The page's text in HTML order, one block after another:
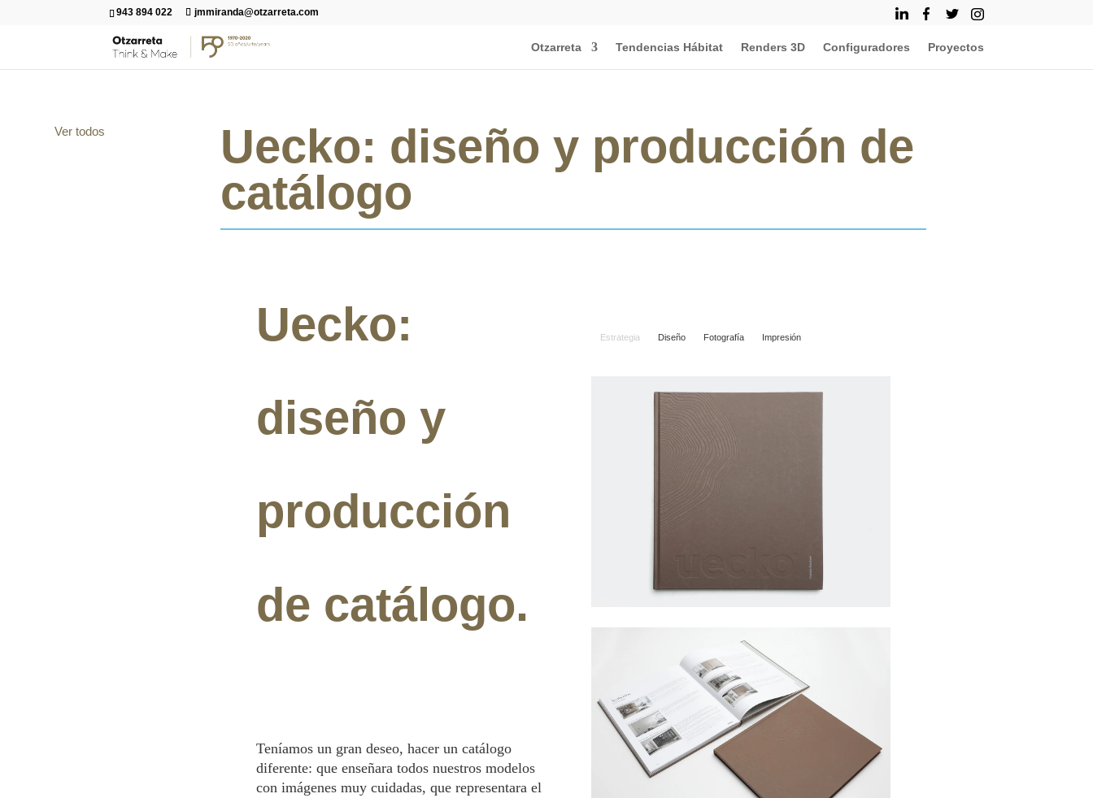
943 894 022 jmmiranda@otzarreta.com
Otzarreta Tendencias Hábitat Renders 3D Configuradores Proyectos
Ver todos
Uecko: diseño y producción de
catálogo
Uecko:
diseño y
producción
de catálogo.
Teníamos un gran deseo, hacer un catálogo
diferente: que enseñara todos nuestros modelos
con imágenes muy cuidadas, que representara el
Estrategia Diseño Fotografía Impresión